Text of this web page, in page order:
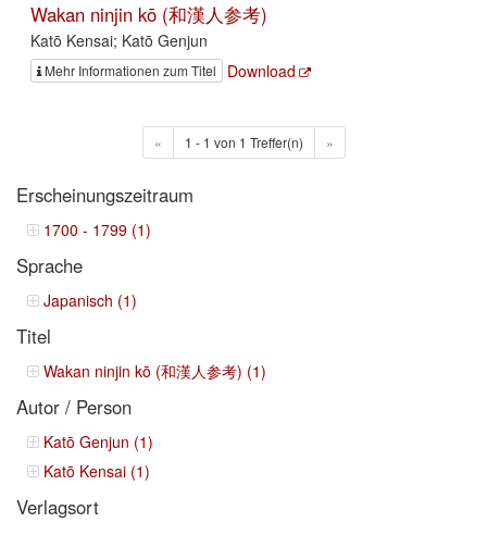
Wakan ninjin kō (和漢人参考)
Katō Kensai; Katō Genjun
Mehr Informationen zum Titel Download
« 1 - 1 von 1 Treffer(n) »
Erscheinungszeitraum
1700 - 1799 (1)
Sprache
Japanisch (1)
Titel
Wakan ninjin kō (和漢人参考) (1)
Autor / Person
Katō Genjun (1)
Katō Kensai (1)
Verlagsort